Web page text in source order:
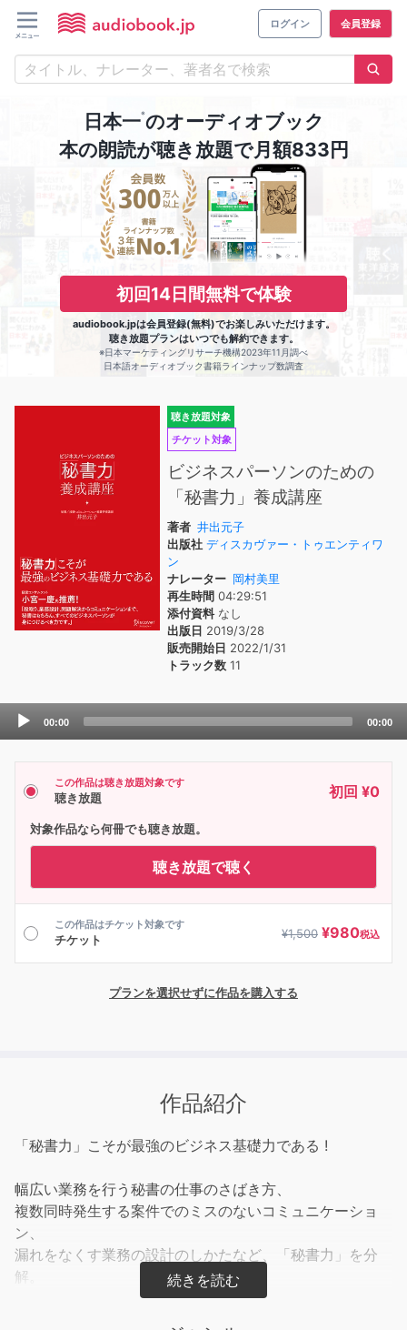
ログイン 会員登録
日本一※のオーディオブック
本の朗読が聴き放題で月額833円
初回14日間無料で体験
audiobook.jpは会員登録(無料)でお楽しみいただけます。
聴き放題プランはいつでも解約できます。
※日本マーケティングリサーチ機構2023年11月調べ
日本語オーディオブック書籍ラインナップ数調査
聴き放題対象
チケット対象
ビジネスパーソンのための
「秘書力」養成講座
著者 井出元子
出版社 ディスカヴァー・トゥエンティワ
ン
ナレーター 岡村美里
再生時間 04:29:51
添付資料なし
出版日 2019/3/28
販売開始日 2022/1/31
トラック数 11
Audio
00:00 00:00
この作品は聴き放題対象です
聴き放題 初回 ¥0
対象作品なら何冊でも聴き放題。
聴き放題で聴く
この作品はチケット対象です
チケット ¥1,500 ¥980税込
プランを選択せずに作品を購入する
作品紹介
「秘書力」こそが最強のビジネス基礎力である !
幅広い業務を行う秘書の仕事のさばき方、
複数同時発生する案件でのミスのないコミュニケーショ
ン、
漏れをなくす業務の設計のしかたなど、「秘書力」を分
解。